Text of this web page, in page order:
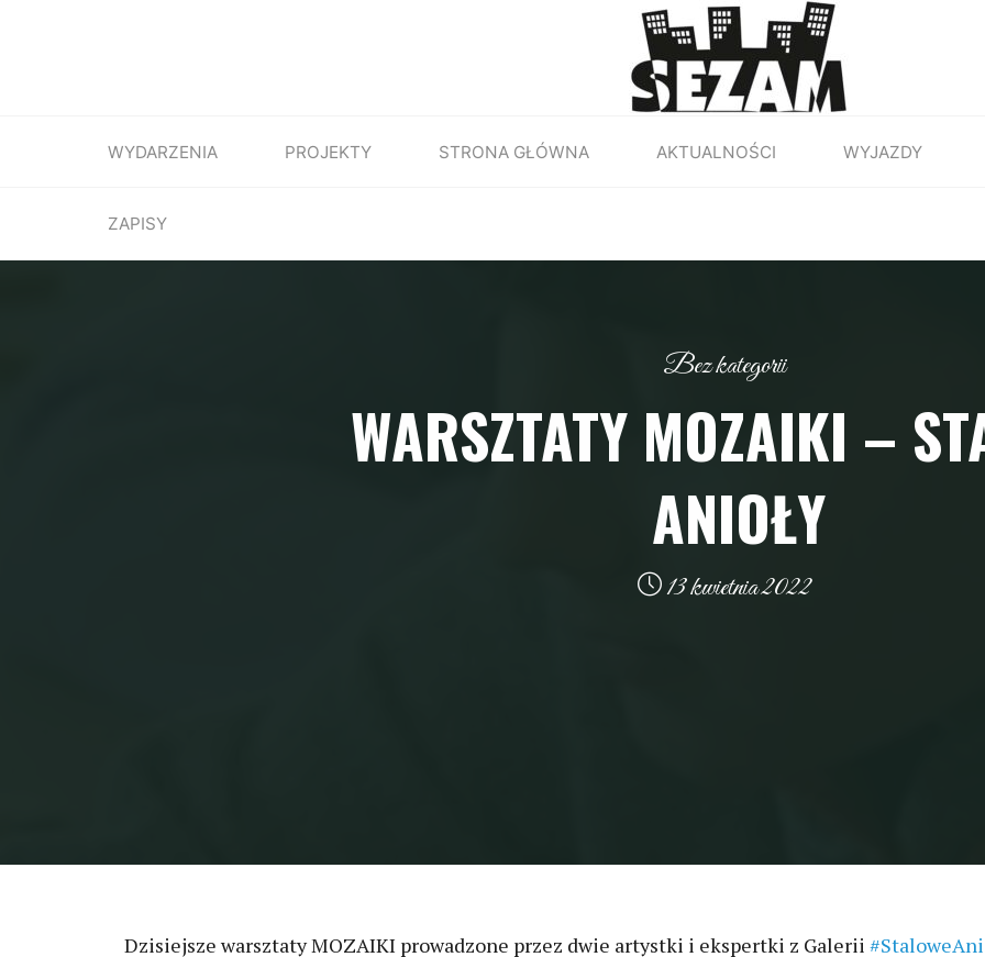
WYDARZENIA PROJEKTY STRONA GŁÓWNA AKTUALNOŚCI WYJAZDY
ZAPISY
Bez kategorii
WARSZTATY MOZAIKI –
ANIOŁY
13 kwietnia 2022
Dzisiejsze warsztaty MOZAIKI prowadzone przez dwie artystki i ekspertki z Galerii